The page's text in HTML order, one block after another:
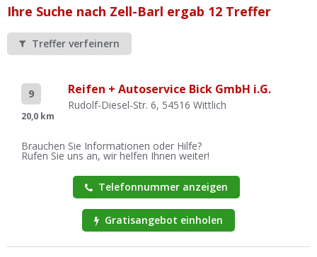
Werkstatt Login
Ihre Suche nach Zell-Barl ergab 12 Treffer
Treffer verfeinern
9
20,0 km
Reifen + Autoservice Bick GmbH i.G.
Rudolf-Diesel-Str. 6, 54516 Wittlich
Brauchen Sie Informationen oder Hilfe?
Rufen Sie uns an, wir helfen Ihnen weiter!
Telefonnummer anzeigen
Gratisangebot einholen